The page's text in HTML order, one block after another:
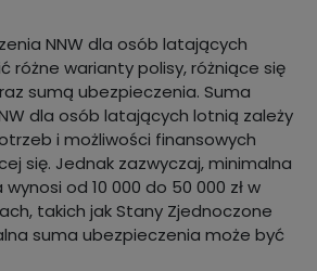
NNW dla osób latających
różne warianty polisy, różniące się
sumą ubezpieczenia. Suma
dla osób latających lotnią zależy
i możliwości finansowych
się. Jednak zazwyczaj, minimalna
od 10 000 do 50 000 zł w
takich jak Stany Zjednoczone
suma ubezpieczenia może być